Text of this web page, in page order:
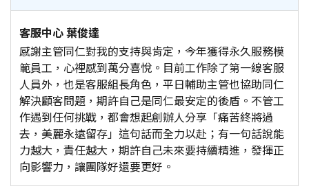
客服中心 葉俊達
感謝主管同仁對我的支持與肯定，今年獲得永久服務模
範員工，心裡感到萬分喜悅。目前工作除了第一線客服
人員外，也是客服組長角色，平日輔助主管也協助同仁
解決顧客問題，期許自己是同仁最安定的後盾。不管工
作遇到任何挑戰，都會想起創辦人分享「痛苦終將過
去，美麗永遠留存」這句話而全力以赴；有一句話說能
力越大，責任越大，期許自己未來要持續精進，發揮正
向影響力，讓團隊好還要更好。